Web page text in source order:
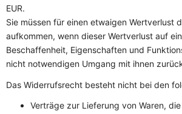
EUR.
Sie müssen für einen etwaigen Wertverlust
aufkommen, wenn dieser Wertverlust auf
Beschaffenheit, Eigenschaften und
nicht notwendigen Umgang mit ihnen
Das Widerrufsrecht besteht nicht bei den
Verträge zur Lieferung von Waren,